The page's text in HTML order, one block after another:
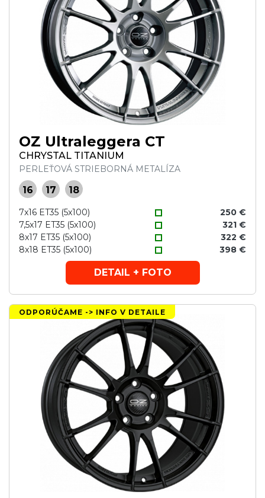
OZ Ultraleggera CT
CHRYSTAL TITANIUM
PERLEŤOVÁ STRIEBORNÁ METALÍZA
16 17 18
7x16 ET35 (5x100)
250 €
7,5x17 ET35 (5x100)
321 €
8x17 ET35 (5x100)
322 €
8x18 ET35 (5x100)
398 €
DETAIL + FOTO
ODPORÚČAME -> INFO V DETAILE